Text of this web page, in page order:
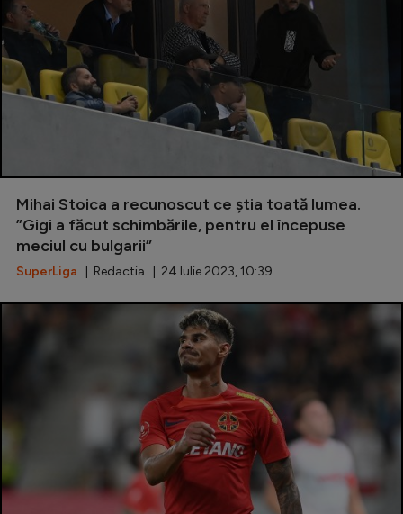
Mihai Stoica a recunoscut ce știa toată lumea.
”Gigi a făcut schimbările, pentru el începuse
meciul cu bulgarii”
SuperLiga | Redactia | 24 Iulie 2023, 10:39